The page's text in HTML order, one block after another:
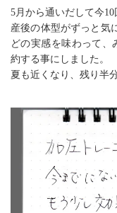
5月から通いだして今10
産後の体型がずっと気
どの実感を味わって、
約する事にしました。
夏も近くなり、残り半